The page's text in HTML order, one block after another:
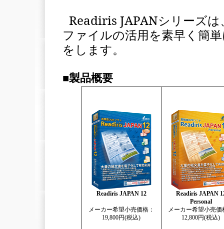
Readiris JAPANシリーズ
ファイルの活用を素早く簡
をします。
■製品概要
Readiris JAPAN 12
メーカー希望小売価格：
19,800円(税込)
Readiris JAPAN
Personal
メーカー希望小売価
12,800円(税込)